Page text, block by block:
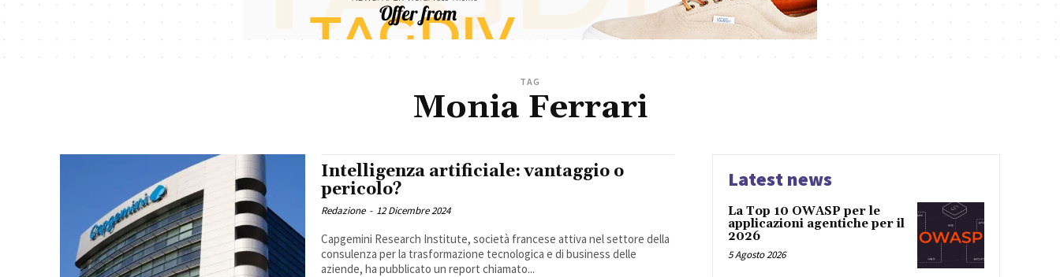
TAG
Monia Ferrari
Intelligenza artificiale: vantaggio o
pericolo?
Redazione - 12 Dicembre 2024
Capgemini Research Institute, società francese attiva nel settore della
consulenza per la trasformazione tecnologica e di business delle
aziende, ha pubblicato un report chiamato...
Latest news
La Top 10 OWASP per le
applicazioni agentiche per il
2026
5 Agosto 2026